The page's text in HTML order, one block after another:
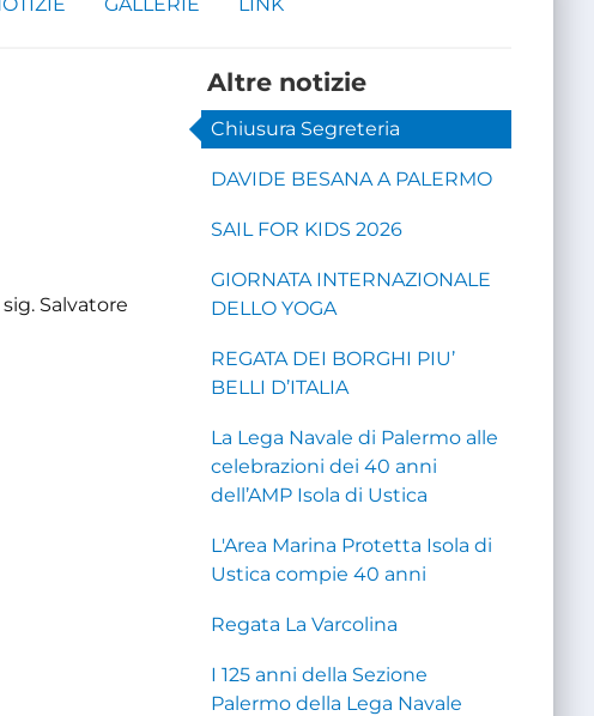
Salvatore
Altre notizie
Chiusura Segreteria
DAVIDE BESANA A PALERMO
SAIL FOR KIDS 2026
GIORNATA INTERNAZIONALE
DELLO YOGA
REGATA DEI BORGHI PIU’
BELLI D’ITALIA
La Lega Navale di Palermo alle
celebrazioni dei 40 anni
dell’AMP Isola di Ustica
L'Area Marina Protetta Isola di
Ustica compie 40 anni
Regata La Varcolina
I 125 anni della Sezione
Palermo della Lega Navale